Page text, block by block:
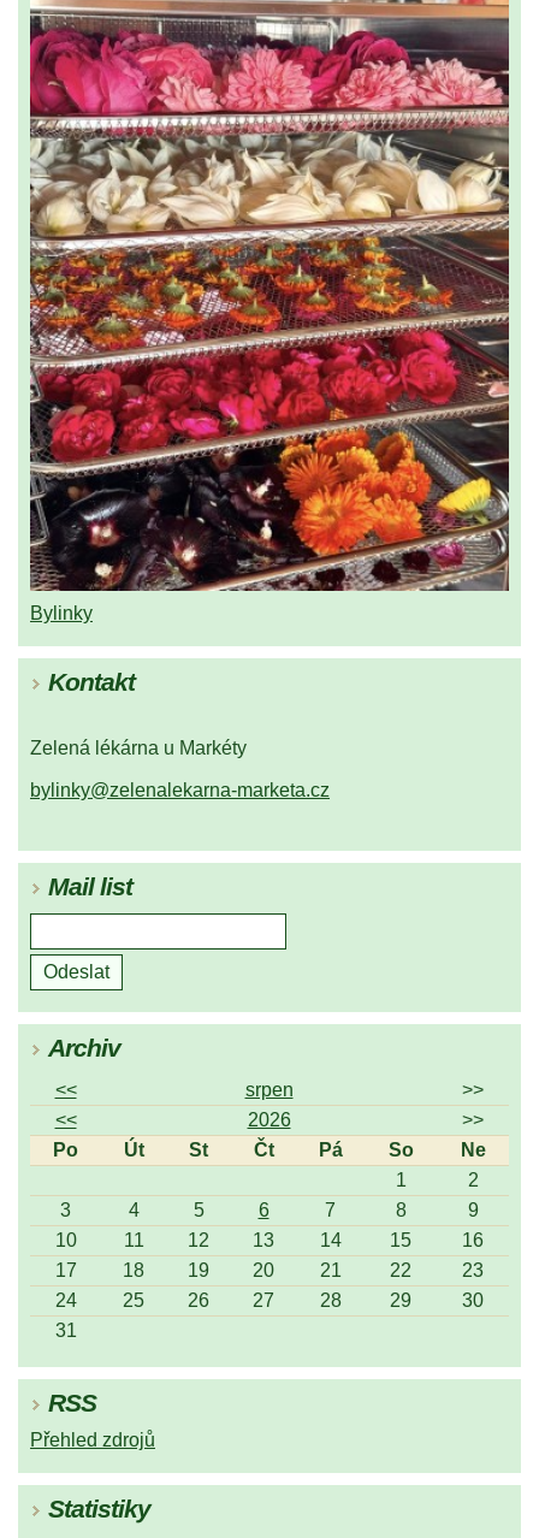
Bylinky
Kontakt
Zelená lékárna u Markéty
bylinky@zelenalekarna-marketa.cz
Mail list
Archiv
<< srpen
>>
<<
2026
>>
Po
Út St Čt Pá So
Ne
1
2
3
4 5 6 7 8
9
10
11 12 13 14 15
16
17
18 19 20 21 22
23
24
25 26 27 28 29
30
31
RSS
Přehled zdrojů
Statistiky